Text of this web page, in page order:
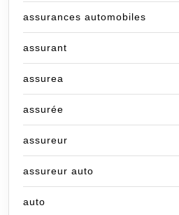
assurances automobiles
assurant
assurea
assurée
assureur
assureur auto
auto